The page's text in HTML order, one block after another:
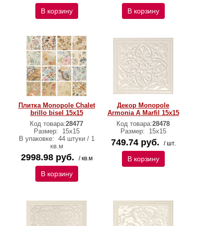
В корзину В корзину
Плитка Monopole Chalet
brillo bisel 15х15
Код товара:28477
Размер:
15х15
В упаковке: 44 штуки / 1
кв.м
2998.98 руб. / кв.м
В корзину
Декор Monopole
Armonia A Marfil 15х15
Код товара:28478
Размер:
15х15
749.74 руб. / шт.
В корзину